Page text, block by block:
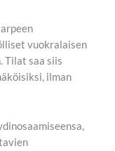
vuokralaisen
Tilat saa siis
ilman